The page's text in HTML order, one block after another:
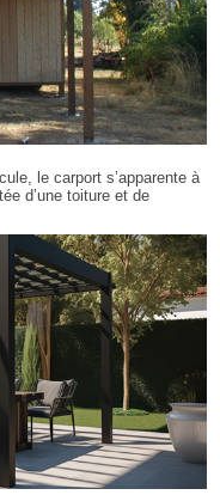
le carport s’apparente à
d’une toiture et de